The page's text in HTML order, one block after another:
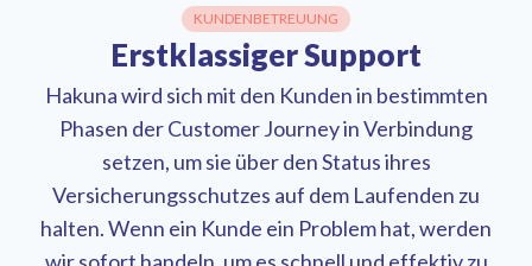
KUNDENBETREUUNG
Erstklassiger Support
Hakuna wird sich mit den Kunden in bestimmten
Phasen der Customer Journey in Verbindung
setzen, um sie über den Status ihres
Versicherungsschutzes auf dem Laufenden zu
halten. Wenn ein Kunde ein Problem hat, werden
wir sofort handeln, um es schnell und effektiv zu